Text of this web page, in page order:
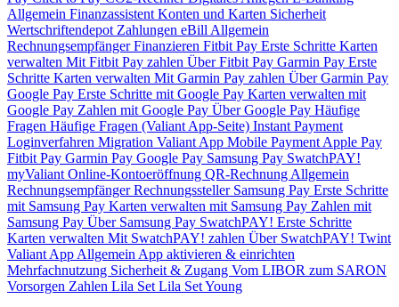
Allgemein Finanzassistent Konten und Karten Sicherheit
Wertschriftendepot Zahlungen eBill Allgemein
RechnungsempfängerFinanzieren Fitbit Pay Erste Schritte Karten
verwalten Mit Fitbit Pay zahlen Über Fitbit Pay Garmin Pay Erste
Schritte Karten verwalten Mit Garmin Pay zahlen Über Garmin Pay
Google Pay Erste Schritte mit Google Pay Karten verwalten mit
Google Pay Zahlen mit Google Pay Über Google Pay Häufige
Fragen Häufige Fragen (Valiant App-Seite) Instant Payment
Loginverfahren Migration Valiant App Mobile Payment Apple Pay
Fitbit Pay Garmin Pay Google Pay Samsung Pay SwatchPAY!
myValiant Online-Kontoeröffnung QR-Rechnung Allgemein
RechnungsempfängerRechnungssteller Samsung Pay Erste Schritte
mit Samsung Pay Karten verwalten mit Samsung Pay Zahlen mit
Samsung Pay Über Samsung Pay SwatchPAY! Erste Schritte
Karten verwalten Mit SwatchPAY! zahlen Über SwatchPAY! Twint
Valiant App Allgemein App aktivieren & einrichten
Mehrfachnutzung Sicherheit & Zugang Vom LIBOR zum SARON
Vorsorgen Zahlen Lila Set Lila Set Young